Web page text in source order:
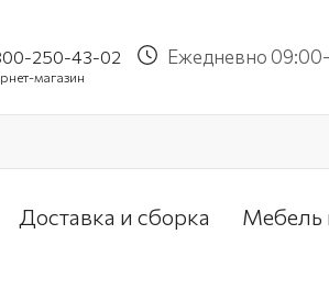
250-43-02
магазин
Ежедневно
Доставка и сборка Мебель